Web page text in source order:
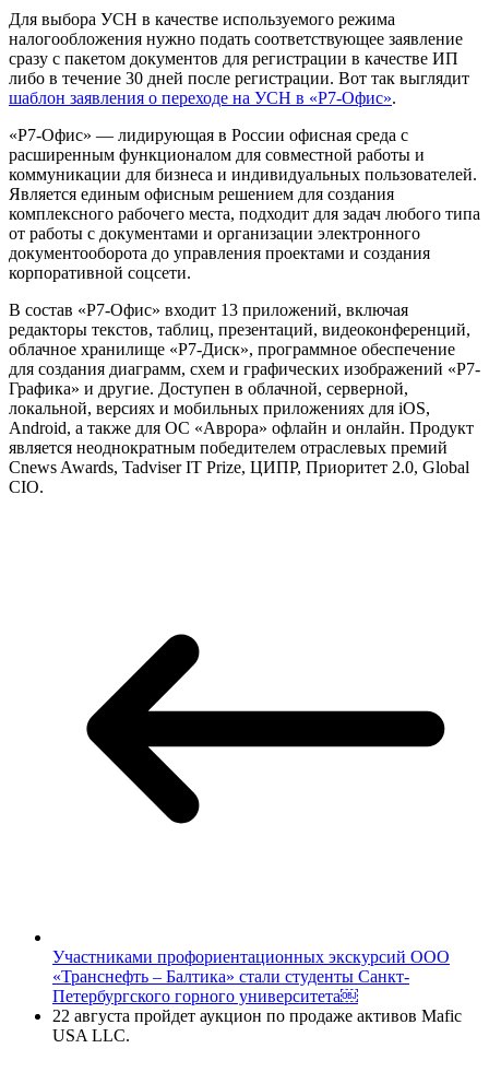
Для выбора УСН в качестве используемого режима
налогообложения нужно подать соответствующее заявление
сразу с пакетом документов для регистрации в качестве ИП
либо в течение 30 дней после регистрации. Вот так выглядит
шаблон заявления о переходе на УСН в «Р7-Офис».
«Р7-Офис» — лидирующая в России офисная среда с
расширенным функционалом для совместной работы и
коммуникации для бизнеса и индивидуальных пользователей.
Является единым офисным решением для создания
комплексного рабочего места, подходит для задач любого типа
от работы с документами и организации электронного
документооборота до управления проектами и создания
корпоративной соцсети.
В состав «Р7-Офис» входит 13 приложений, включая
редакторы текстов, таблиц, презентаций, видеоконференций,
облачное хранилище «Р7-Диск», программное обеспечение
для создания диаграмм, схем и графических изображений «Р7-
Графика» и другие. Доступен в облачной, серверной,
локальной, версиях и мобильных приложениях для iOS,
Android, а также для ОС «Аврора» офлайн и онлайн. Продукт
является неоднократным победителем отраслевых премий
Cnews Awards, Tadviser IT Prize, ЦИПР, Приоритет 2.0, Global
CIO.
Участниками профориентационных экскурсий ООО
«Транснефть – Балтика» стали студенты Санкт-
Петербургского горного университета￼
22 августа пройдет аукцион по продаже активов Mafic
USA LLC.